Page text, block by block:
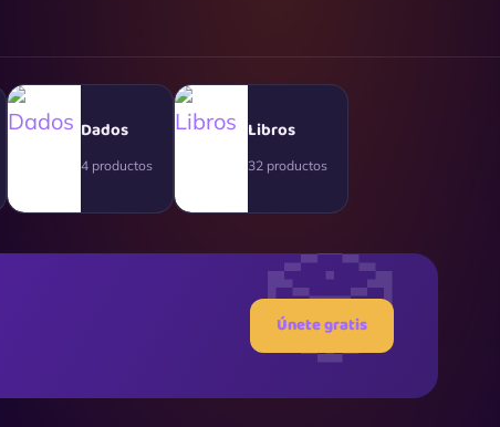
Dados
4 productos
Libros
32 productos
Únete gratis